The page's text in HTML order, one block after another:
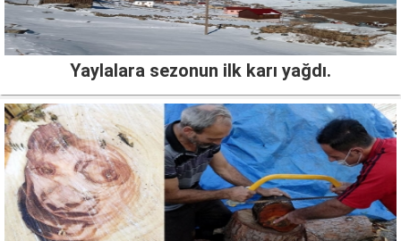
Yaylalara sezonun ilk karı yağdı.